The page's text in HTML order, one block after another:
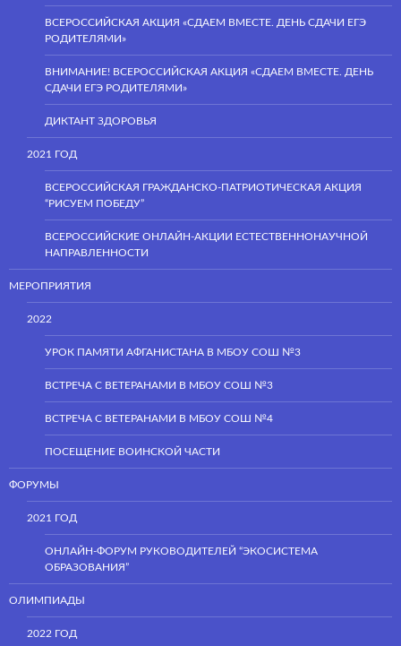
ВСЕРОССИЙСКАЯ АКЦИЯ «СДАЕМ ВМЕСТЕ. ДЕНЬ СДАЧИ ЕГЭ
РОДИТЕЛЯМИ»
ВНИМАНИЕ! ВСЕРОССИЙСКАЯ АКЦИЯ «СДАЕМ ВМЕСТЕ. ДЕНЬ
СДАЧИ ЕГЭ РОДИТЕЛЯМИ»
ДИКТАНТ ЗДОРОВЬЯ
2021 ГОД
ВСЕРОССИЙСКАЯ ГРАЖДАНСКО-ПАТРИОТИЧЕСКАЯ АКЦИЯ
“РИСУЕМ ПОБЕДУ”
ВСЕРОССИЙСКИЕ ОНЛАЙН-АКЦИИ ЕСТЕСТВЕННОНАУЧНОЙ
НАПРАВЛЕННОСТИ
МЕРОПРИЯТИЯ
2022
УРОК ПАМЯТИ АФГАНИСТАНА В МБОУ СОШ №3
ВСТРЕЧА С ВЕТЕРАНАМИ В МБОУ СОШ №3
ВСТРЕЧА С ВЕТЕРАНАМИ В МБОУ СОШ №4
ПОСЕЩЕНИЕ ВОИНСКОЙ ЧАСТИ
ФОРУМЫ
2021 ГОД
ОНЛАЙН-ФОРУМ РУКОВОДИТЕЛЕЙ “ЭКОСИСТЕМА
ОБРАЗОВАНИЯ”
ОЛИМПИАДЫ
2022 ГОД